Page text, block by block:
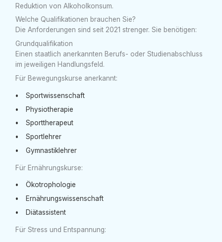
Reduktion von Alkoholkonsum.
Welche Qualifikationen brauchen Sie?
Die Anforderungen sind seit 2021 strenger. Sie benötigen:
Grundqualifikation
Einen staatlich anerkannten Berufs- oder Studienabschluss
im jeweiligen Handlungsfeld.
Für Bewegungskurse anerkannt:
Sportwissenschaft
Physiotherapie
Sporttherapeut
Sportlehrer
Gymnastiklehrer
Für Ernährungskurse:
Ökotrophologie
Ernährungswissenschaft
Diätassistent
Für Stress und Entspannung: